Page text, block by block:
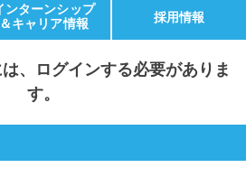
ー よくある質問
ンターンシップ
＆キャリア情報
採用情報
、ログインする必要がありま
す。